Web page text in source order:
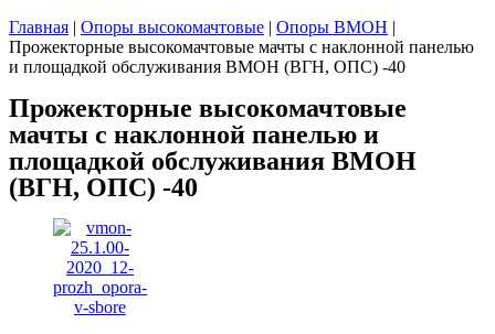
Главная | Опоры высокомачтовые | Опоры ВМОН |
Прожекторные высокомачтовые мачты с наклонной панелью
и площадкой обслуживания ВМОН (ВГН, ОПС) -40
Прожекторные высокомачтовые
мачты с наклонной панелью и
площадкой обслуживания ВМОН
(ВГН, ОПС) -40